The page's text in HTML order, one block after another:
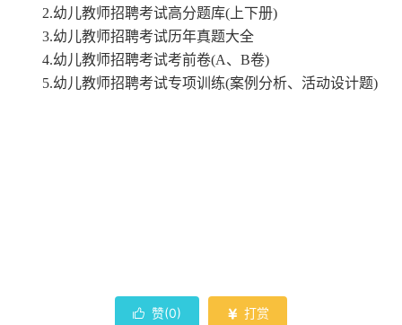
2.幼儿教师招聘考试高分题库(上下册)
3.幼儿教师招聘考试历年真题大全
4.幼儿教师招聘考试考前卷(A、B卷)
5.幼儿教师招聘考试专项训练(案例分析、活动设计题)
 赞(0)  打赏